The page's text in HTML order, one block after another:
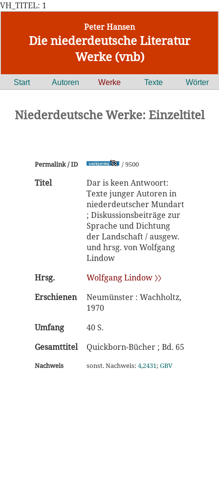
VH_TITEL: 1
Peter Hansen
Die niederdeutsche Literatur
Werke (vnb)
Start Autoren Werke Texte Wörter
Niederdeutsche Werke: Einzeltitel
Permalink / ID / 9500
Titel
Dar is keen Antwoort:
Texte junger Autoren in
niederdeutscher Mundart
; Diskussionsbeiträge zur
Sprache und Dichtung
der Landschaft / ausgew.
und hrsg. von Wolfgang
Lindow
Hrsg.
Wolfgang Lindow 〉〉
Erschienen
Neumünster : Wachholtz,
1970
Umfang
40 S.
Gesamttitel
Quickborn-Bücher ; Bd. 65
Nachweis sonst. Nachweis: 4,2431; GBV